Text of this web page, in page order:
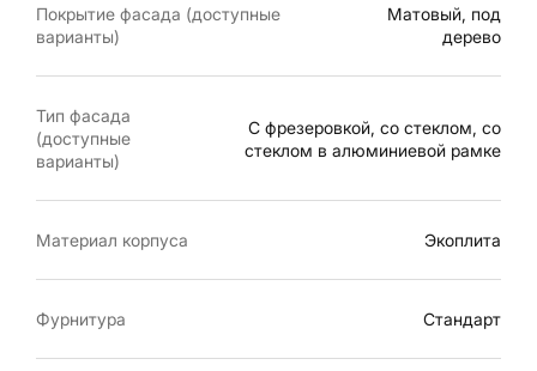
Покрытие фасада (доступные
варианты)
Матовый, под
дерево
Тип фасада
(доступные
варианты)
С фрезеровкой, со стеклом, со
стеклом в алюминиевой рамке
Материал корпуса Экоплита
Фурнитура Стандарт